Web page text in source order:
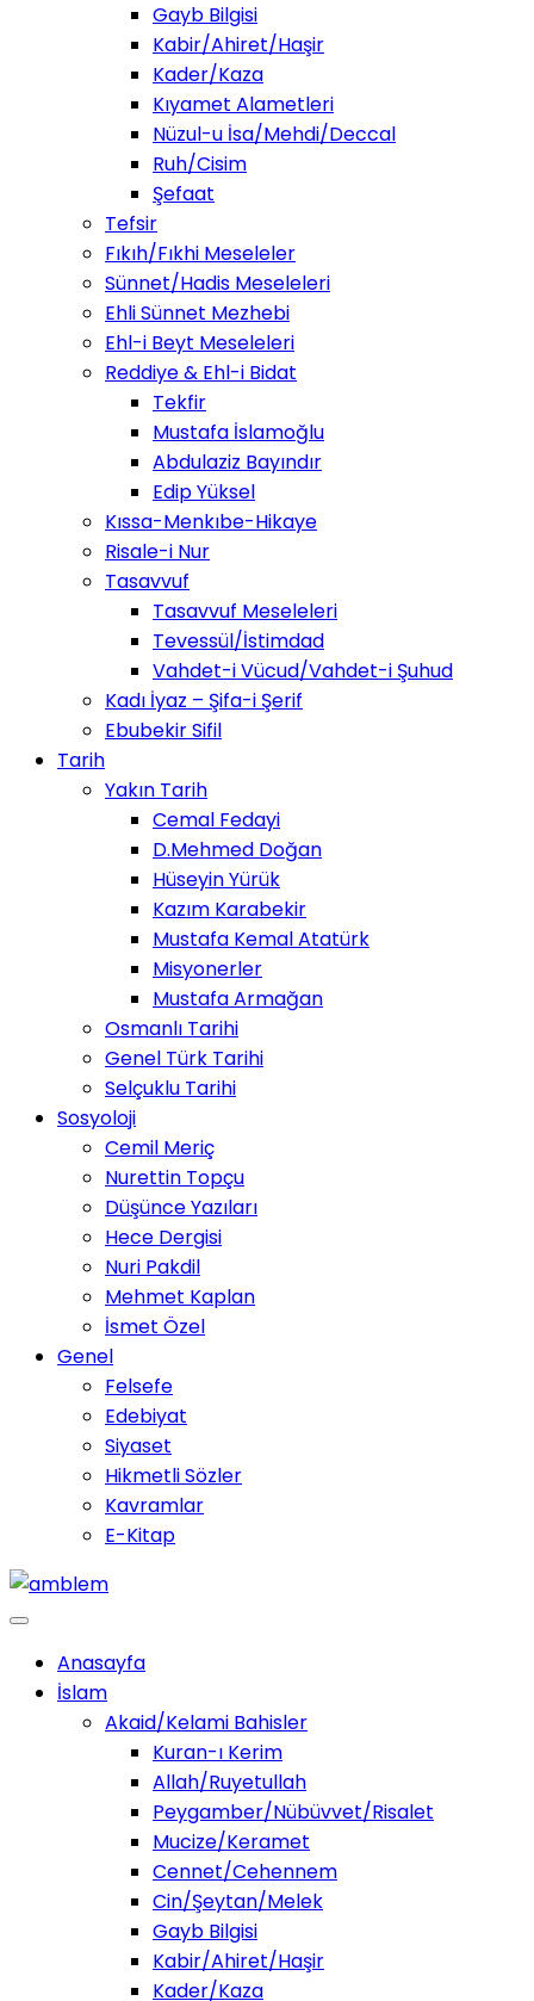
Gayb Bilgisi
Kabir/Ahiret/Haşir
Kader/Kaza
Kıyamet Alametleri
Nüzul-u İsa/Mehdi/Deccal
Ruh/Cisim
Şefaat
Tefsir
Fıkıh/Fıkhi Meseleler
Sünnet/Hadis Meseleleri
Ehli Sünnet Mezhebi
Ehl-i Beyt Meseleleri
Reddiye & Ehl-i Bidat
Tekfir
Mustafa İslamoğlu
Abdulaziz Bayındır
Edip Yüksel
Kıssa-Menkıbe-Hikaye
Risale-i Nur
Tasavvuf
Tasavvuf Meseleleri
Tevessül/İstimdad
Vahdet-i Vücud/Vahdet-i Şuhud
Kadı İyaz – Şifa-i Şerif
Ebubekir Sifil
Tarih
Yakın Tarih
Cemal Fedayi
D.Mehmed Doğan
Hüseyin Yürük
Kazım Karabekir
Mustafa Kemal Atatürk
Misyonerler
Mustafa Armağan
Osmanlı Tarihi
Genel Türk Tarihi
Selçuklu Tarihi
Sosyoloji
Cemil Meriç
Nurettin Topçu
Düşünce Yazıları
Hece Dergisi
Nuri Pakdil
Mehmet Kaplan
İsmet Özel
Genel
Felsefe
Edebiyat
Siyaset
Hikmetli Sözler
Kavramlar
E-Kitap
Anasayfa
İslam
Akaid/Kelami Bahisler
Kuran-ı Kerim
Allah/Ruyetullah
Peygamber/Nübüvvet/Risalet
Mucize/Keramet
Cennet/Cehennem
Cin/Şeytan/Melek
Gayb Bilgisi
Kabir/Ahiret/Haşir
Kader/Kaza